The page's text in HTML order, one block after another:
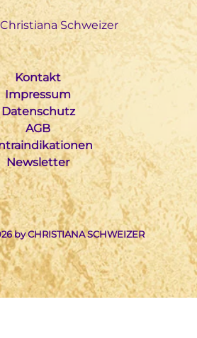
Kontakt
Impressum
Datenschutz
AGB
Newsletter
by CHRISTIANA SCHWEIZER